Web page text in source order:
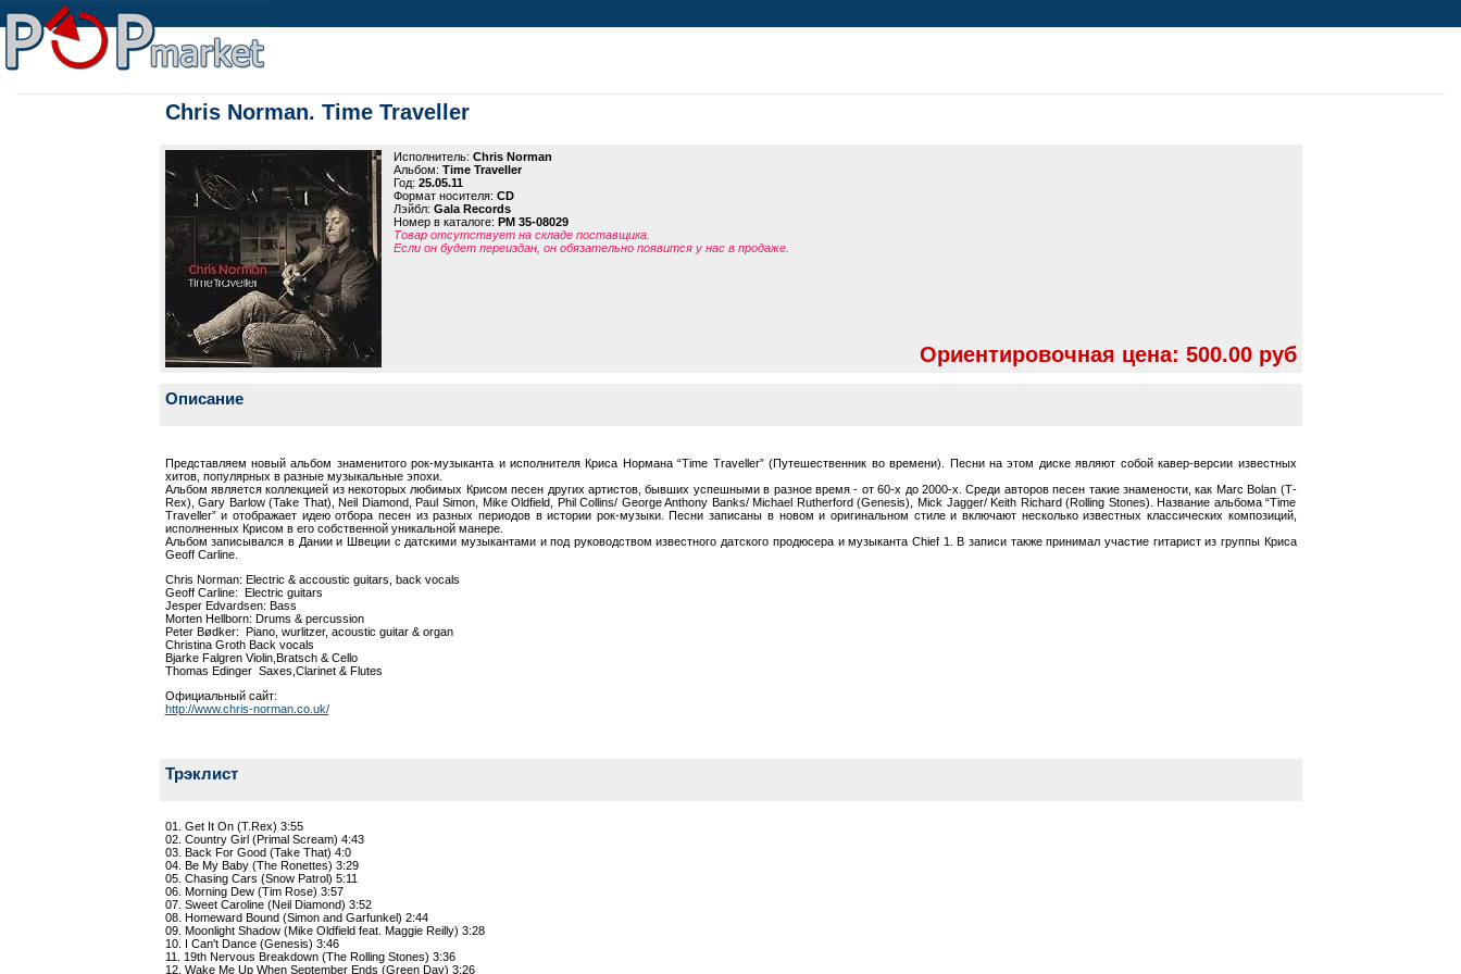
Chris Norman. Time Traveller
Исполнитель: Chris Norman
Альбом: Time Traveller
Год: 25.05.11
Формат носителя: CD
Лэйбл: Gala Records
Номер в каталоге: PM 35-08029
Товар отсутствует на складе поставщика.
Если он будет переиздан, он обязательно появится у нас в продаже.
Ориентировочная цена: 500.00 руб
Описание
Представляем новый альбом знаменитого рок-музыканта и исполнителя Криса Нормана “Time Traveller” (Путешественник во времени). Песни на этом диске являют собой кавер-версии известных
хитов, популярных в разные музыкальные эпохи.
Альбом является коллекцией из некоторых любимых Крисом песен других артистов, бывших успешными в разное время - от 60-х до 2000-х. Среди авторов песен такие знамености, как Marc Bolan (Т-
Rex), Gary Barlow (Take That), Neil Diamond, Paul Simon, Mike Oldfield, Phil Collins/ George Anthony Banks/ Michael Rutherford (Genesis), Mick Jagger/ Keith Richard (Rolling Stones). Название альбома “Time
Traveller” и отображает идею отбора песен из разных периодов в истории рок-музыки. Песни записаны в новом и оригинальном стиле и включают несколько известных классических композиций,
исполненных Крисом в его собственной уникальной манере.
Альбом записывался в Дании и Швеции с датскими музыкантами и под руководством известного датского продюсера и музыканта Chief 1. В записи также принимал участие гитарист из группы Криса
Geoff Carline.
Chris Norman: Electric & accoustic guitars, back vocals
Geoff Carline: Electric guitars
Jesper Edvardsen: Bass
Morten Hellborn: Drums & percussion
Peter Bødker: Piano, wurlitzer, acoustic guitar & organ
Christina Groth Back vocals
Bjarke Falgren Violin,Bratsch & Cello
Thomas Edinger Saxes,Clarinet & Flutes
Официальный сайт:
http://www.chris-norman.co.uk/
Трэклист
01. Get It On (T.Rex) 3:55
02. Country Girl (Primal Scream) 4:43
03. Back For Good (Take That) 4:0
04. Be My Baby (The Ronettes) 3:29
05. Chasing Cars (Snow Patrol) 5:11
06. Morning Dew (Tim Rose) 3:57
07. Sweet Caroline (Neil Diamond) 3:52
08. Homeward Bound (Simon and Garfunkel) 2:44
09. Moonlight Shadow (Mike Oldfield feat. Maggie Reilly) 3:28
10. I Can't Dance (Genesis) 3:46
11. 19th Nervous Breakdown (The Rolling Stones) 3:36
12. Wake Me Up When September Ends (Green Day) 3:26